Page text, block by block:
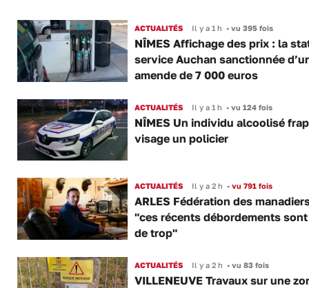
ACTUALITÉS Il y a 1 h •vu 395 fois
NÎMES Affichage des prix : la
service Auchan sanctionnée
amende de 7 000 euros
ACTUALITÉS Il y a 1 h •vu 124 fois
NÎMES Un individu alcoolisé
visage un policier
ACTUALITÉS Il y a 2 h •vu 791 fois
ARLES Fédération des
"ces récents débordements
de trop"
ACTUALITÉS Il y a 2 h •vu 83 fois
VILLENEUVE Travaux sur une